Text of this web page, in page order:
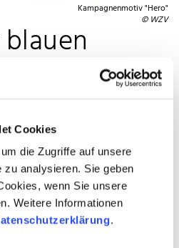
Cookies
die Zugriffe auf unsere
analysieren. Sie geben
wenn Sie unsere
Weitere Informationen
.
Kampagnenmotiv "Hero"
© WZV
bis 16. April 2010 in Düsseldorf
Edelstahl Rostfrei e.V. erstmals
In rund 200 absoluten „In-
und Neuss verteilt der
begehrten Kampagnenmotive
Gratispostkarten. Ob in
Gourmettempel: Sympathisch,